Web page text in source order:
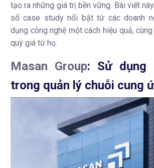
tạo ra những giá trị bền vững. Bài viết
số case study nổi bật từ các doanh
dụng công nghệ một cách hiệu quả,
quý giá từ họ.
Masan Group: Sử dụng
trong quản lý chuỗi cung